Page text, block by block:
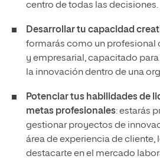
centro de todas las decisiones.
Desarrollar tu capacidad
formarás como un profesional
y empresarial, capacitado
la innovación dentro de una
Potenciar tus habilidades de
metas profesionales: estarás
gestionar proyectos de
área de experiencia de cliente,
destacarte en el mercado